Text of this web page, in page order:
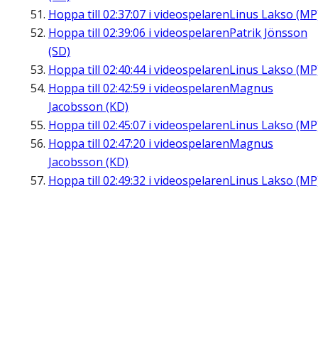
Hoppa till 02:37:07 i videospelarenLinus Lakso
Hoppa till 02:39:06 i videospelarenPatrik Jönsson
(SD)
Hoppa till 02:40:44i videospelarenLinus Lakso
Hoppa till 02:42:59 i videospelarenMagnus
Jacobsson (KD)
Hoppa till 02:45:07 i videospelarenLinus Lakso
Hoppa till 02:47:20 i videospelarenMagnus
Jacobsson (KD)
Hoppa till 02:49:32 i videospelarenLinus Lakso